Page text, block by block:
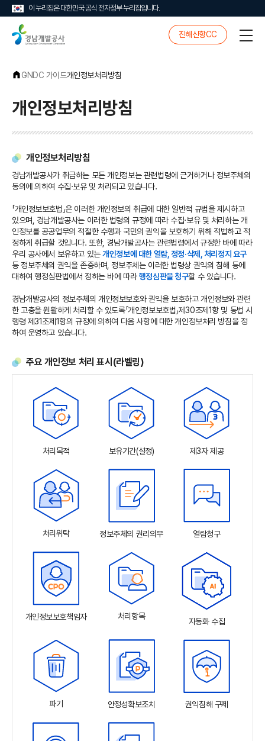
이 누리집은 대한민국 공식 전자정부 누리집입니다.
남
공
진해신항CC
전
GNDC 가이드개인정보처리방침
개인정보처리방침
개인정보처리방침
경남개발공사가 취급하는 모든 개인정보는 관련법령에 근거하거나 정보주체의
동의에 의하여 수집·보유 및 처리되고 있습니다.
「개인정보보호법」은 이러한 개인정보의 취급에 대한 일반적 규범을 제시하고
있으며, 경남개발공사는 이러한 법령의 규정에 따라 수집·보유 및 처리하는 개
인정보를 공공업무의 적절한 수행과 국민의 권익을 보호하기 위해 적법하고 적
정하게 취급할 것입니다. 또한, 경남개발공사는 관련법령에서 규정한 바에 따라
우리 공사에서 보유하고 있는개인정보에 대한 열람, 정정·삭제, 처리정지 요구
등 정보주체의 권익을 존중하며, 정보주체는 이러한 법령상 권익의 침해 등에
대하여 행정심판법에서 정하는 바에 따라행정심판을 청구할 수 있습니다.
경남개발공사의 정보주체의 개인정보보호와 권익을 보호하고 개인정보와 관련
한 고충을 원활하게 처리할 수 있도록「개인정보보호법」제30조제1항 및 동법 시
행령 제31조제1항의 규정에 의하여 다음 사항에 대한 개인정보처리 방침을 정
하여 운영하고 있습니다.
주요 개인정보 처리 표시(라벨링)
처리목적 보유기간(설정) 제3자 제공
처리위탁 정보주체의 권리의무 열람청구
개인정보보호책임자 처리항목
자동화 수집
파기 안정성확보조치 권익침해 구제